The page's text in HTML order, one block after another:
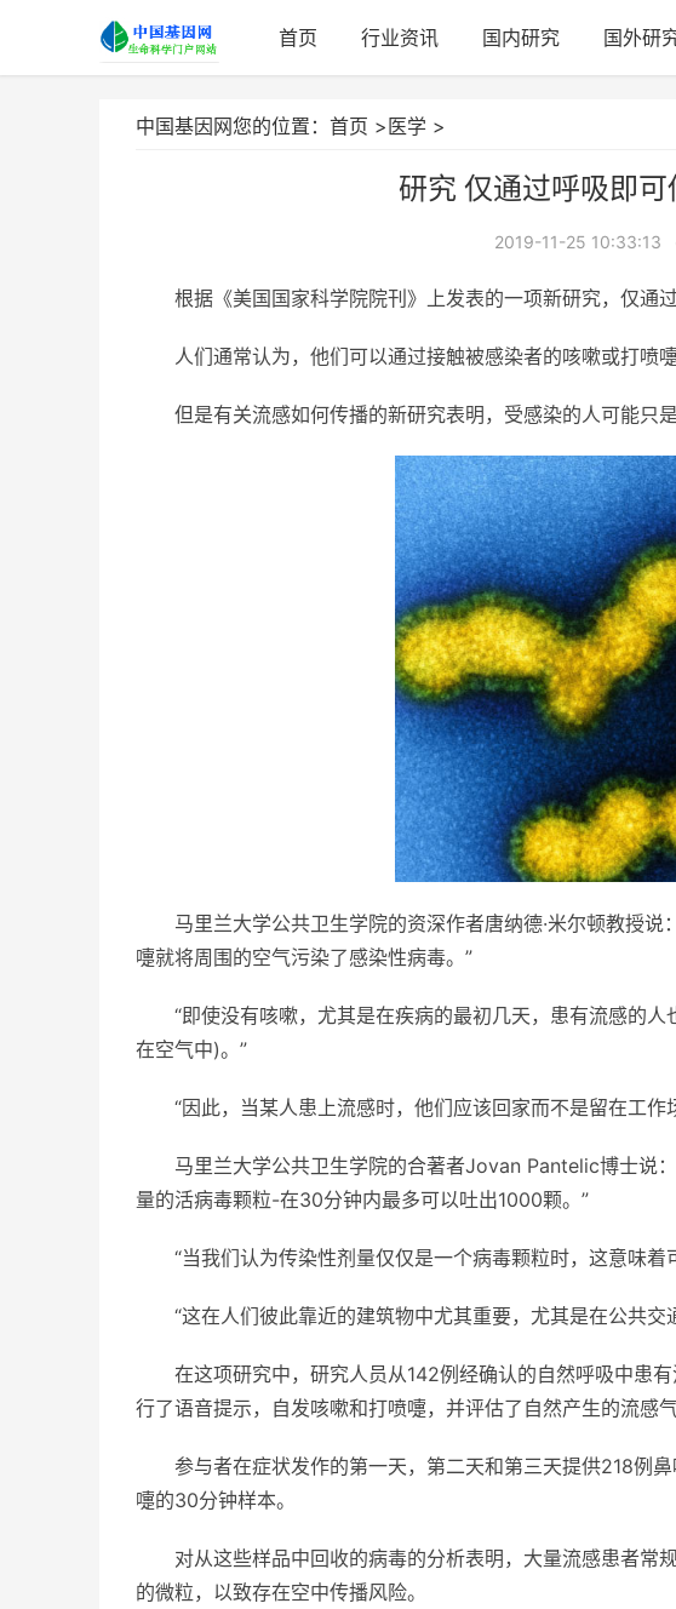
首页 行业资讯 国内研究 国外研
中国基因网您的位置： 首页 > 医学 >
研究 仅通过呼吸即
2019-11-25 10:33:13
根据《美国国家科学院院刊》上发表的一项新研究，仅通
人们通常认为，他们可以通过接触被感染者的咳嗽或打喷
但是有关流感如何传播的新研究表明，受感染的人可能只
马里兰大学公共卫生学院的资深作者唐纳德·米尔顿教授
嚏就将周围的空气污染了感染性病毒。”
“即使没有咳嗽，尤其是在疾病的最初几天，患有流感的
在空气中)。”
“因此，当某人患上流感时，他们应该回家而不是留在工作
马里兰大学公共卫生学院的合著者Jovan Pantelic博士说
量的活病毒颗粒-在30分钟内最多可以吐出1000颗。”
“当我们认为传染性剂量仅仅是一个病毒颗粒时，这意味着
“这在人们彼此靠近的建筑物中尤其重要，尤其是在公共
在这项研究中，研究人员从142例经确认的自然呼吸中患
行了语音提示，自发咳嗽和打喷嚏，并评估了自然产生的流感气
参与者在症状发作的第一天，第二天和第三天提供218例
嚏的30分钟样本。
对从这些样品中回收的病毒的分析表明，大量流感患者常
的微粒，以致存在空中传播风险。